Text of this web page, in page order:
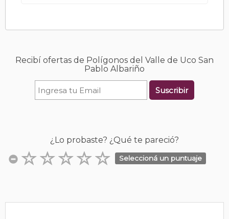
Recibí ofertas de Polígonos del Valle de Uco San
Pablo Albariño
Suscribir
¿Lo probaste? ¿Qué te pareció?
Seleccioná un puntuaje